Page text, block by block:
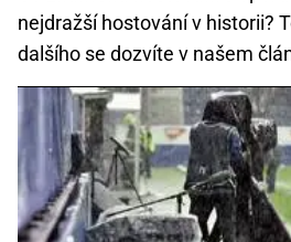
nejdražší hostování v historii?
dalšího se dozvíte v našem